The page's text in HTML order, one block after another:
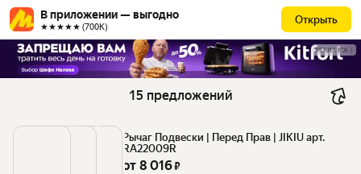
В приложении — выгодно
★★★★★ (700К)
Открыть
РЕКЛАМА
15 предложений
Рычаг Подвески | Перед Прав | JIKIU арт.
RA22009R
от 8 016 ₽